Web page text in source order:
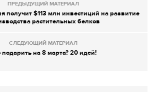
ПРЕДЫДУЩИЙ МАТЕРИАЛ
получит $113 млн инвестиций на развитие
растительных белков
СЛЕДУЮЩИЙ МАТЕРИАЛ
подарить на 8 марта? 20 идей!